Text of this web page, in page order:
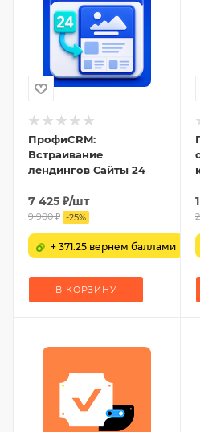
ПрофиCRM:
Встраивание
лендингов Сайты 24
7 425 ₽/шт
9 900₽ -25%
+ 371.25 вернем баллами
В КОРЗИНУ